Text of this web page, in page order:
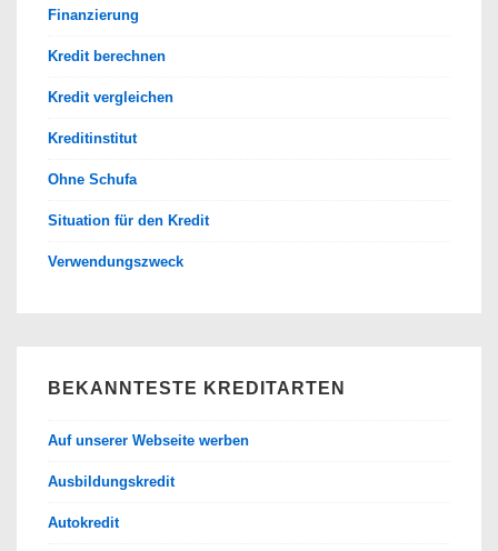
Finanzierung
Kredit berechnen
Kredit vergleichen
Kreditinstitut
Ohne Schufa
Situation für den Kredit
Verwendungszweck
BEKANNTESTE KREDITARTEN
Auf unserer Webseite werben
Ausbildungskredit
Autokredit